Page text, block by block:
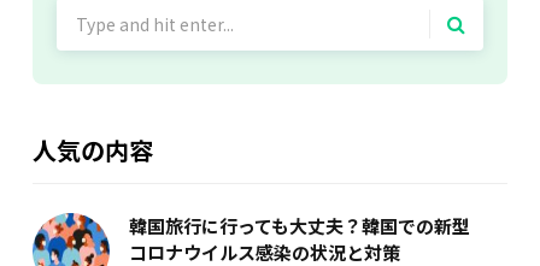
人気の内容
韓国旅行に行っても大丈夫？韓国での新型
コロナウイルス感染の状況と対策